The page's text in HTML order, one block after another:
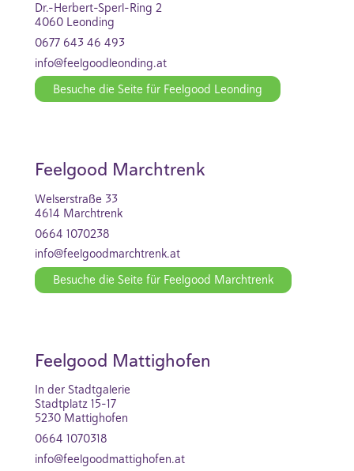
Dr.-Herbert-Sperl-Ring 2
4060 Leonding
0677 643 46 493
info@feelgoodleonding.at
Besuche die Seite für Feelgood Leonding
Feelgood Marchtrenk
Welserstraße 33
4614 Marchtrenk
0664 1070238
info@feelgoodmarchtrenk.at
Besuche die Seite für Feelgood Marchtrenk
Feelgood Mattighofen
In der Stadtgalerie
Stadtplatz 15-17
5230 Mattighofen
0664 1070318
info@feelgoodmattighofen.at